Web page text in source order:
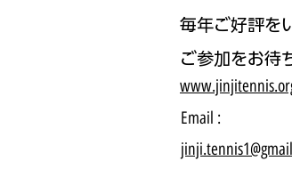
毎年ご好評を
ご参加をお待
Email :